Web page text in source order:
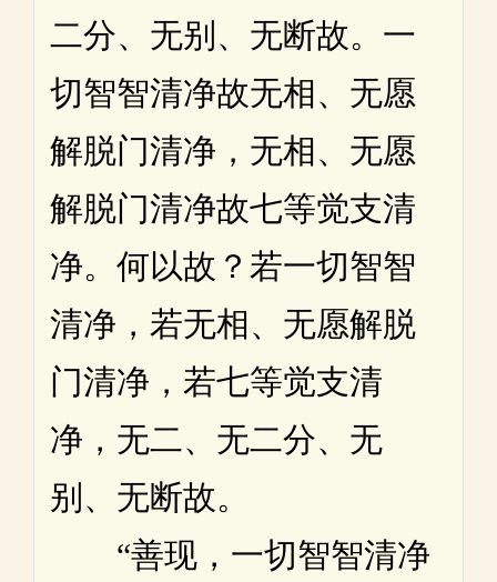
二分、无别、无断故。一
切智智清净故无相、无愿
解脱门清净，无相、无愿
解脱门清净故七等觉支清
净。何以故？若一切智智
清净，若无相、无愿解脱
门清净，若七等觉支清
净，无二、无二分、无
别、无断故。
“善现，一切智智清净